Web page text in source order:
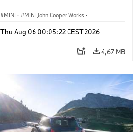
MINI · MINI John Cooper Works ·
Sonderausstattungen, Zubehör
Thu Aug 06 00:05:22 CEST 2026
4,67 MB